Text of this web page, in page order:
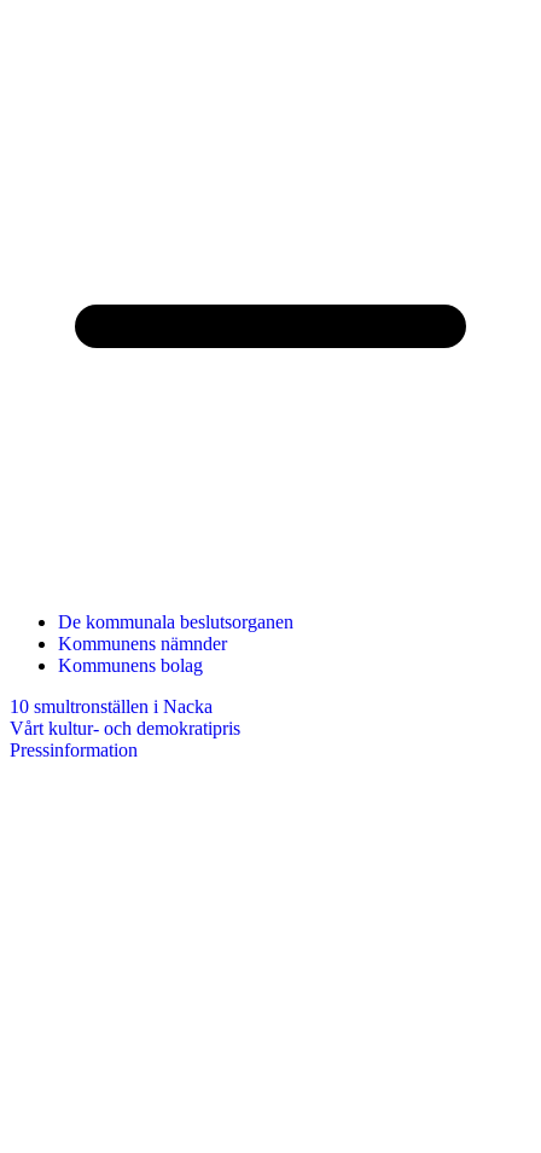
De kommunala beslutsorganen
Kommunens nämnder
Kommunens bolag
10 smultronställen i Nacka
Vårt kultur- och demokratipris
Pressinformation